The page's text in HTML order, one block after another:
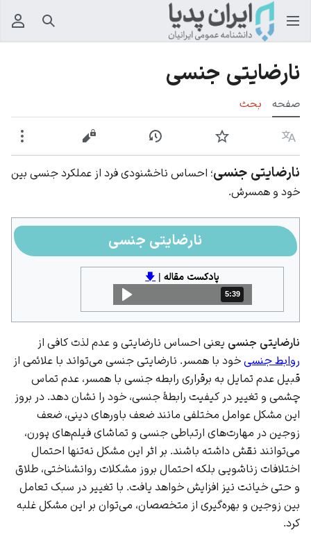
جستجو
نارضایتی جنسی
صفحه بحث
زبان پیگیری نمایش تاریخچهنمایش مبدأ
نارضایتی جنسی؛ احساس ناخشنودی فرد از عملکرد جنسی‌ بین
خود و همسرش.
نارضایتی جنسی
پادکست مقاله|
🡇
مدت: 5 دقیقه و 39 ثانیه
5:39
نارضایتی جنسی یعنی احساس نارضایتی و عدم ‌لذت کافی از
روابط جنسی خود با همسر. نارضایتی جنسی می‌تواند با علائمی از
قبیل عدم تمایل به برقراری رابطه جنسی با همسر، عدم تماس
چشمی و تغییر در کیفیت رابطۀ جنسی، خود را نشان دهد. در بروز
این مشکل عوامل مختلفی مانند ضعف باورهای دینی، ضعف
زوجین در مهارت‌های ارتباطی جنسی و تماشای فیلم‌های پورن،
می‌توانند نقش داشته باشند. بر اثر این مشکل نه‌تنها احتمال
اختلافات زناشویی بلکه احتمال بروز مشکلات روانشناختی، طلاق
و حتی خیانت نیز افزایش خواهد یافت. با تغییر در سبک تعامل
بین زوجین و بهره‌گیری از متخصصان، می‌توان بر این مشکل غلبه
کرد.